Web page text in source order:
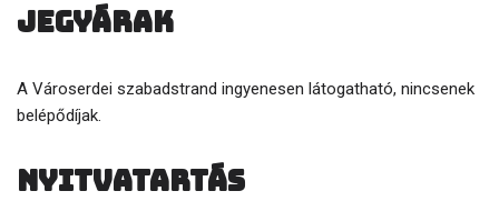
Jegyárak
A Városerdei szabadstrand ingyenesen látogatható, nincsenek
belépődíjak.
Nyitvatartás